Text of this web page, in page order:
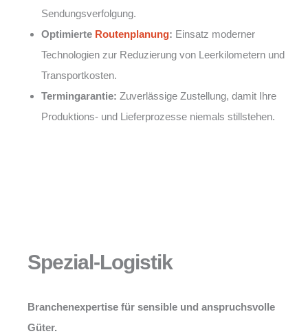
Sendungsverfolgung.
Optimierte Routenplanung: Einsatz moderner
Technologien zur Reduzierung von Leerkilometern und
Transportkosten.
Termingarantie: Zuverlässige Zustellung, damit Ihre
Produktions- und Lieferprozesse niemals stillstehen.
Spezial-Logistik
Branchenexpertise für sensible und anspruchsvolle
Güter.